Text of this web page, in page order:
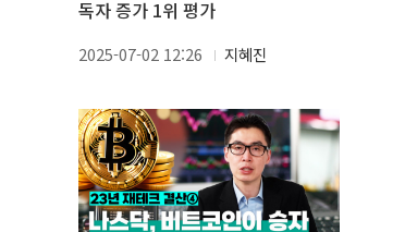
독자 증가 1위 평가
2025-07-02 12:26 지혜진